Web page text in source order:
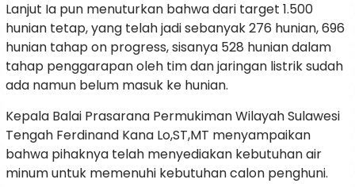
Lanjut Ia pun menuturkan bahwa dari target 1.500
hunian tetap, yang telah jadi sebanyak 276 hunian, 696
hunian tahap on progress, sisanya 528 hunian dalam
tahap penggarapan oleh tim dan jaringan listrik sudah
ada namun belum masuk ke hunian.
Kepala Balai Prasarana Permukiman Wilayah Sulawesi
Tengah Ferdinand Kana Lo,ST,MT menyampaikan
bahwa pihaknya telah menyediakan kebutuhan air
minum untuk memenuhi kebutuhan calon penghuni.